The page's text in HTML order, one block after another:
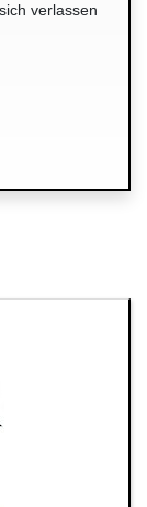
verlassen